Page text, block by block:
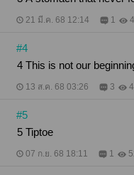
21 มี.ค. 68 12:14 1
#4
4 This is not our
13 ส.ค. 68 03:26 3
#5
5 Tiptoe
07 ก.ย. 68 18:11 1